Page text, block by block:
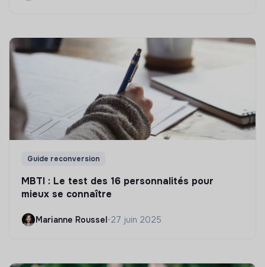
Guide reconversion
MBTI : Le test des 16 personnalités pour
mieux se connaître
Marianne Roussel•27 juin 2025